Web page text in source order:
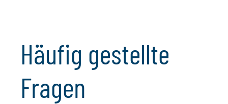
Häufig gestellte
Fragen